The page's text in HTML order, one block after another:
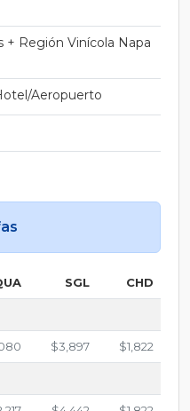
+ Región Vinícola Napa
Aeropuerto
SGL CHD
$3,897 $1,822